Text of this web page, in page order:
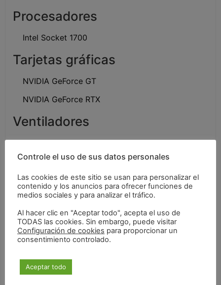
Procesadores
Intel Socket 1700
Tarjetas gráficas
NVIDIA GeForce GT
NVIDIA GeForce RTX
Ventiladores
Ventiladores CPU
Ventiladores Intel NUC
Consumibles
Control de presencia
Impresoras y escáneres
Monitores y televisores
Controle el uso de sus datos personales
Las cookies de este sitio se usan para personalizar el
contenido y los anuncios para ofrecer funciones de
medios sociales y para analizar el tráfico.
Al hacer clic en "Aceptar todo", acepta el uso de
TODAS las cookies. Sin embargo, puede visitar
Configuración de cookies para proporcionar un
consentimiento controlado.
Aceptar todo